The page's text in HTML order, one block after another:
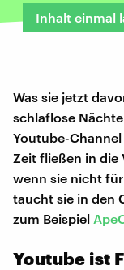
Inhalt einmal
Was sie jetzt
schlaflose
Youtube-
Zeit fließen in die
wenn sie nicht
taucht sie in den
zum Beispiel
Youtube ist